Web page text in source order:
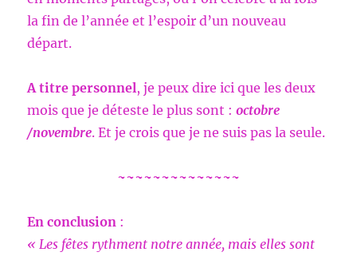
la fin de l’année et l’espoir d’un nouveau
départ.
A titre personnel, je peux dire ici que les deux
mois que je déteste le plus sont :octobre
/novembre. Et je crois que je ne suis pas la seule.
~~~~~~~~~~~~~~
En conclusion :
« Les fêtes rythment notre année, mais elles sont